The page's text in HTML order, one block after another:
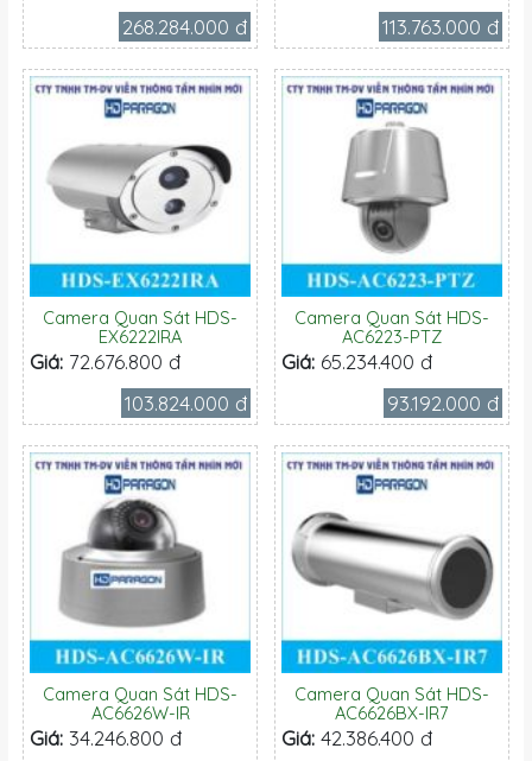
268.284.000 đ
113.763.000 đ
Camera Quan Sát HDS-
EX6222IRA
Giá: 72.676.800 đ
103.824.000 đ
Camera Quan Sát HDS-
AC6223-PTZ
Giá: 65.234.400 đ
93.192.000 đ
Camera Quan Sát HDS-
AC6626W-IR
Giá: 34.246.800 đ
Camera Quan Sát HDS-
AC6626BX-IR7
Giá: 42.386.400 đ